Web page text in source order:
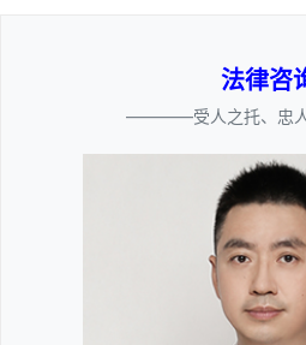
法律咨
————受人之托、